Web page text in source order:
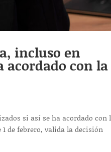
incluso en
acordado con la
si así se ha acordado con
1 de febrero, valida la decisión